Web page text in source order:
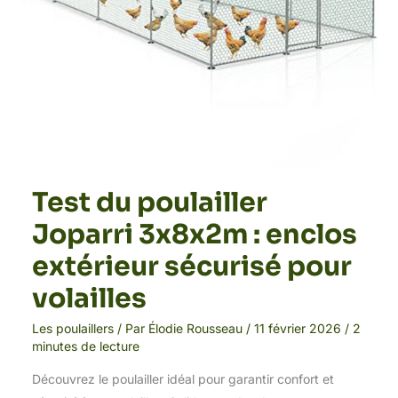
Test du poulailler
Joparri 3x8x2m : enclos
extérieur sécurisé pour
volailles
Les poulaillers/ Par Élodie Rousseau / 11 février 2026 / 2
minutes de lecture
Découvrez le poulailler idéal pour garantir confort et